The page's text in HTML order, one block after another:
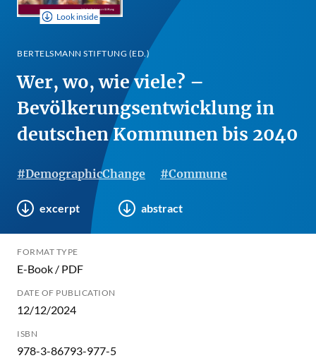
Look inside
BERTELSMANN STIFTUNG (ED.)
Wer, wo, wie viele? –
Bevölkerungsentwicklung in
deutschen Kommunen bis 2040
#DemographicChange #Commune
excerpt abstract
FORMAT TYPE
E-Book / PDF
DATE OF PUBLICATION
12/12/2024
ISBN
978-3-86793-977-5